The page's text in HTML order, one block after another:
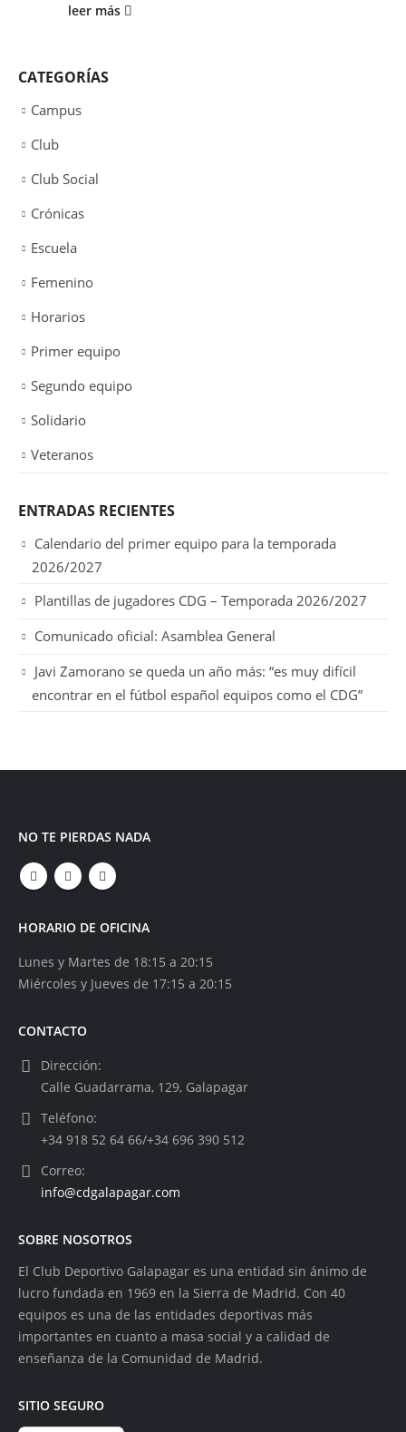
leer más
CATEGORÍAS
Campus
Club
Club Social
Crónicas
Escuela
Femenino
Horarios
Primer equipo
Segundo equipo
Solidario
Veteranos
ENTRADAS RECIENTES
Calendario del primer equipo para la temporada
2026/2027
Plantillas de jugadores CDG – Temporada 2026/2027
Comunicado oficial: Asamblea General
Javi Zamorano se queda un año más: “es muy difícil
encontrar en el fútbol español equipos como el CDG”
NO TE PIERDAS NADA
HORARIO DE OFICINA
Lunes y Martes de 18:15 a 20:15
Miércoles y Jueves de 17:15 a 20:15
CONTACTO
Dirección:
Calle Guadarrama, 129, Galapagar
Teléfono:
+34 918 52 64 66/+34 696 390 512
Correo:
info@cdgalapagar.com
SOBRE NOSOTROS
El Club Deportivo Galapagar es una entidad sin ánimo de
lucro fundada en 1969 en la Sierra de Madrid. Con 40
equipos es una de las entidades deportivas más
importantes en cuanto a masa social y a calidad de
enseñanza de la Comunidad de Madrid.
SITIO SEGURO